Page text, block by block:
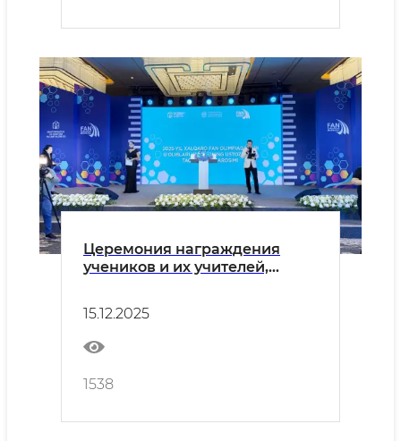
Церемония награждения
учеников и их учителей,
региональных предметных
олимпиадах
15.12.2025
1538